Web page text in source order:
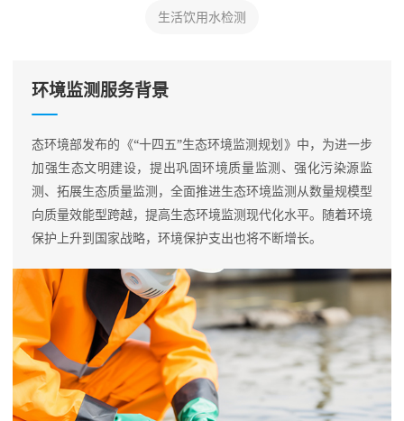
生活饮用水检测
环境监测服务背景
态环境部发布的《“十四五”生态环境监测规划》中，为进一步
加强生态文明建设，提出巩固环境质量监测、强化污染源监
测、拓展生态质量监测，全面推进生态环境监测从数量规模型
向质量效能型跨越，提高生态环境监测现代化水平。随着环境
保护上升到国家战略，环境保护支出也将不断增长。